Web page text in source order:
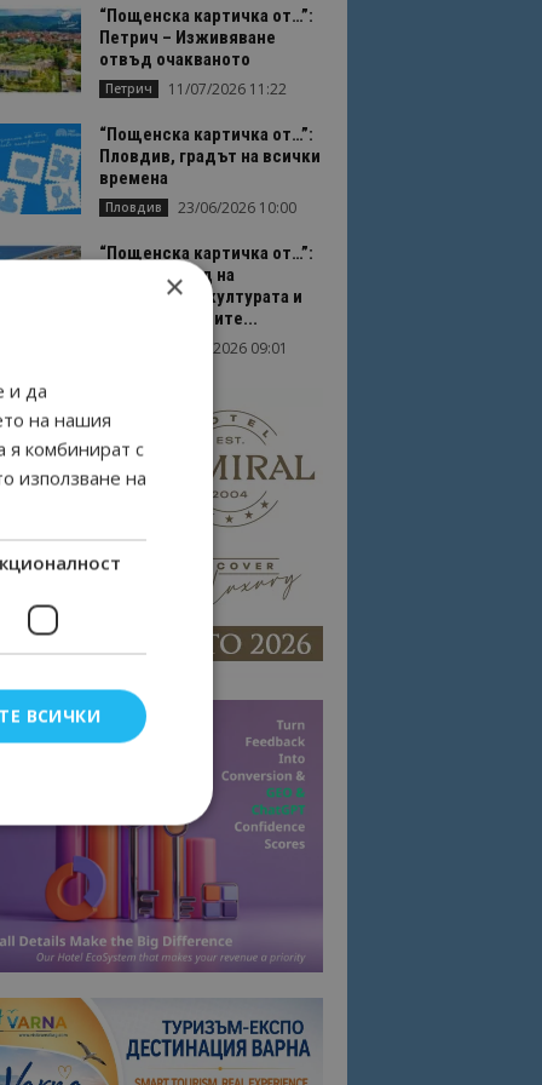
“Пощенска картичка от…”:
Петрич – Изживяване
отвъд очакваното
Петрич 11/07/2026 11:22
“Пощенска картичка от…”:
Пловдив, градът на всички
времена
Пловдив 23/06/2026 10:00
“Пощенска картичка от…”:
Перник – град на
традициите, културата и
вдъхновяващите...
17/06/2026 09:01
×
и да
на нашия
я комбинират с
използване на
ВСИЧКИ
влизане и
съгласието
на сайта.